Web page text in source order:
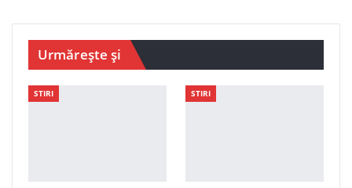
Urmărește și
STIRI STIRI